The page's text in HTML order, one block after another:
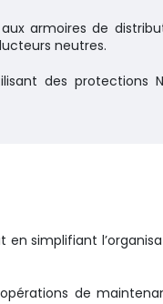
armoires de
neutres.
des protections
simplifiant
de